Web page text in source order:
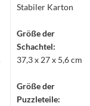
Stabiler Karton
Größe der
Schachtel:
37,3 x 27 x 5,6 cm
Größe der
Puzzleteile: